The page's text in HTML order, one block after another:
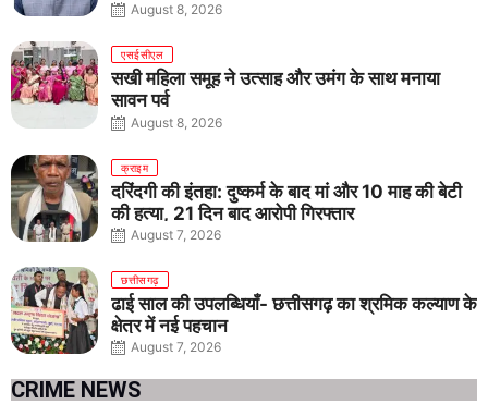
August 8, 2026
एसईसीएल
सखी महिला समूह ने उत्साह और उमंग के साथ मनाया
सावन पर्व
August 8, 2026
क्राइम
दरिंदगी की इंतहा: दुष्कर्म के बाद मां और 10 माह की बेटी
की हत्या, 21 दिन बाद आरोपी गिरफ्तार
August 7, 2026
छत्तीसगढ़
ढाई साल की उपलब्धियाँ- छत्तीसगढ़ का श्रमिक कल्याण के
क्षेत्र में नई पहचान
August 7, 2026
CRIME NEWS